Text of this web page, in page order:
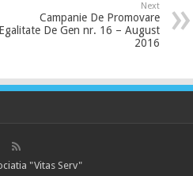
Next
Campanie De Promovare
Egalitate De Gen nr. 16 – August
2016
"Vitas Serv"